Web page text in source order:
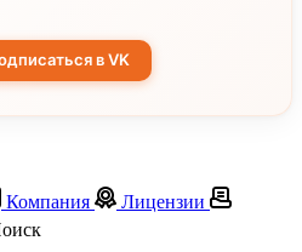
в VK
Компания
Лицензии